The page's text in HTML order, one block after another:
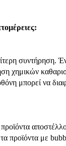
συντήρηση.
χημικών
μπορεί να
προϊόντα με